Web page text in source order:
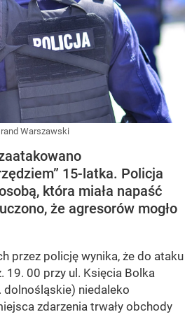
Warszawski
15-latka. Policja
która miała napaść
że agresorów mogło
przez policję wynika, że do ataku
19. 00 przy ul. Księcia Bolka
dolnośląskie) niedaleko
zdarzenia trwały obchody